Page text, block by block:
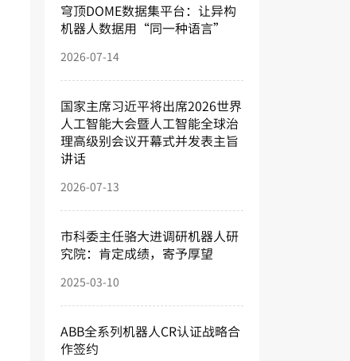
穹顶DOME数据集平台：让异构
机器人数据用“同一种语言”
2026-07-14
国家主席习近平将出席2026世界
人工智能大会暨人工智能全球治
理高级别会议开幕式并发表主旨
讲话
2026-07-13
市科委主任骆大进调研机器人研
究院：肯定成绩，寄予厚望
2025-03-10
ABB全系列机器人CR认证战略合
作签约